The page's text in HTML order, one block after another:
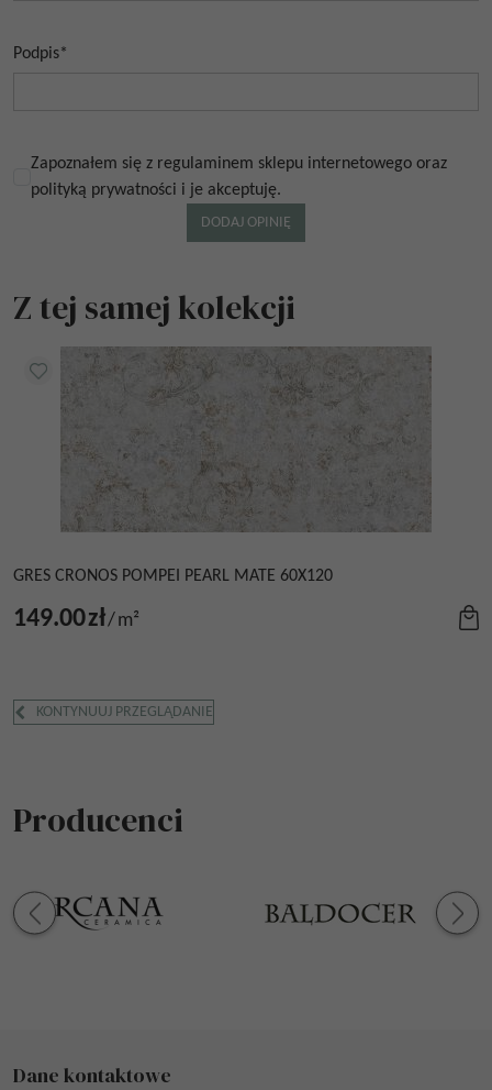
Podpis*
Zapoznałem się z regulaminem sklepu internetowego oraz
polityką prywatności i je akceptuję.
Z tej samej kolekcji
GRES CRONOS POMPEI PEARL MATE 60X120
149.00zł/m²
KONTYNUUJ PRZEGLĄDANIE
Producenci
Dane kontaktowe